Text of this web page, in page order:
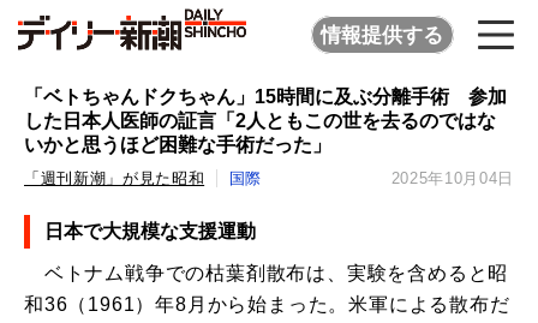
情報提供する
「ベトちゃんドクちゃん」15時間に及ぶ分離手術 参加
した日本人医師の証言「2人ともこの世を去るのではな
いかと思うほど困難な手術だった」
「週刊新潮」が見た昭和 国際 2025年10月04日
日本で大規模な支援運動
ベトナム戦争での枯葉剤散布は、実験を含めると昭
和36（1961）年8月から始まった。米軍による散布だ